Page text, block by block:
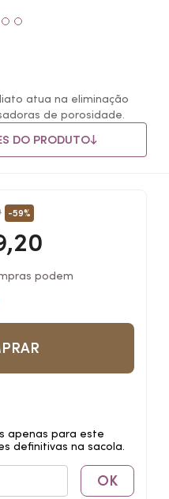
atua na eliminação
de porosidade.
DO PRODUTO
-59%
podem
apenas para este
definitivas na sacola.
OK